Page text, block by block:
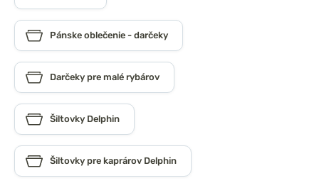
Pánske oblečenie - darčeky
Darčeky pre malé rybárov
Šiltovky Delphin
Šiltovky pre kaprárov Delphin